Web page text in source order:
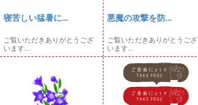
寝苦しい猛暑に...
ご覧いただきありがとうござ
います...
悪魔の攻撃を防...
ご覧いただきありがとうござ
います...